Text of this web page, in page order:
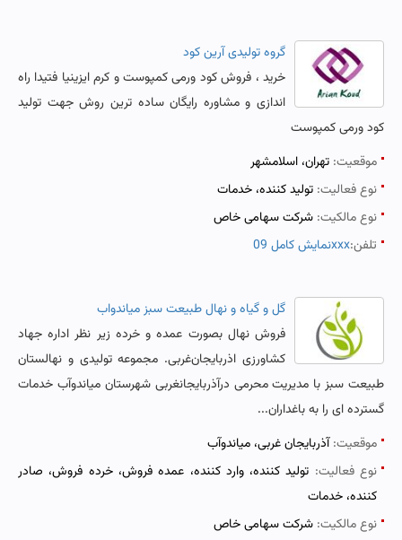
گروه تولیدی آرین کود
خرید ، فروش کود ورمی کمپوست و کرم ایزینیا فتیدا راه
اندازی و مشاوره رایگان ساده ترین روش جهت تولید
کود ورمی کمپوست
موقعیت: تهران، اسلامشهر
نوع فعالیت: تولید کننده، خدمات
نوع مالکیت: شرکت سهامی خاص
تلفن:نمایش کامل 09xxx
گل و گیاه و نهال طبیعت سبز میاندواب
فروش نهال بصورت عمده و خرده زیر نظر اداره جهاد
کشاورزی اذربایجان‌غربی. مجموعه تولیدی و نهالستان
طبیعت سبز با مدیریت محرمی درآذربایجانغربی شهرستان میاندوآب خدمات
گسترده ای را به باغداران...
موقعیت:آذربایجان غربی، میاندوآب
نوع فعالیت: تولید کننده، وارد کننده، عمده فروش، خرده فروش، صادر
کننده، خدمات
نوع مالکیت: شرکت سهامی خاص